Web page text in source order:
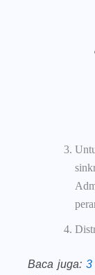
Baca juga: 3